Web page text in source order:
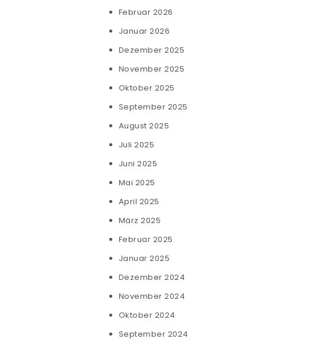
Februar 2026
Januar 2026
Dezember 2025
November 2025
Oktober 2025
September 2025
August 2025
Juli 2025
Juni 2025
Mai 2025
April 2025
März 2025
Februar 2025
Januar 2025
Dezember 2024
November 2024
Oktober 2024
September 2024